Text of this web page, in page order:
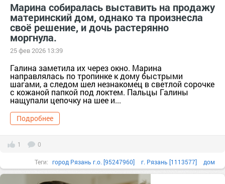
Марина собиралась выставить на продажу
материнский дом, однако та произнесла
своё решение, и дочь растерянно
моргнула.
25 фев 2026 13:39
Галина заметила их через окно. Марина
направлялась по тропинке к дому быстрыми
шагами, а следом шел незнакомец в светлой сорочке
с кожаной папкой под локтем. Пальцы Галины
нащупали цепочку на шее и...
Подробнее
1 0
Теги: город Рязань г.о. [95247960] г. Рязань [1113577] дом
марина машина Рязанская обл. [1113521]